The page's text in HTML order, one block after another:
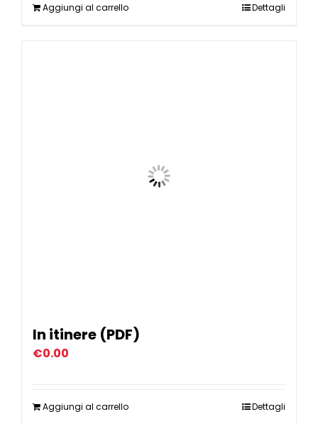
Aggiungi al carrello Dettagli
In itinere (PDF)
€0.00
Aggiungi al carrello Dettagli